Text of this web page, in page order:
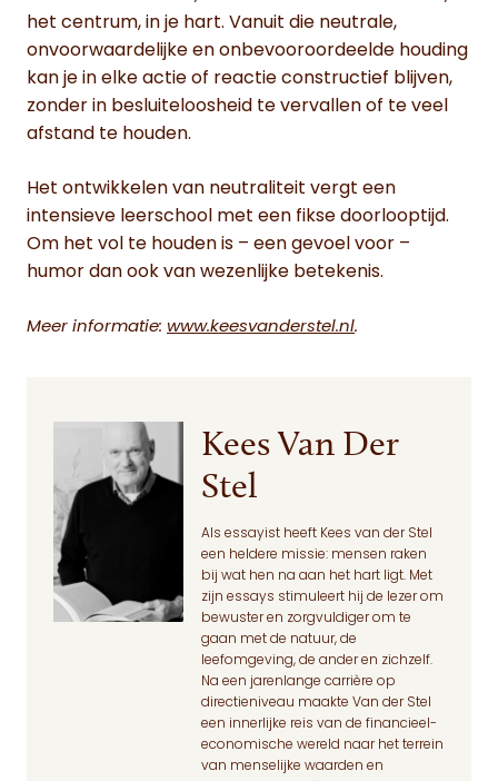
het centrum, in je hart. Vanuit die neutrale,
onvoorwaardelijke en onbevooroordeelde houding
kan je in elke actie of reactie constructief blijven,
zonder in besluiteloosheid te vervallen of te veel
afstand te houden.
Het ontwikkelen van neutraliteit vergt een
intensieve leerschool met een fikse doorlooptijd.
Om het vol te houden is – een gevoel voor –
humor dan ook van wezenlijke betekenis.
Meer informatie: www.keesvanderstel.nl.
Kees Van Der
Stel
Als essayist heeft Kees van der Stel
een heldere missie: mensen raken
bij wat hen na aan het hart ligt. Met
zijn essays stimuleert hij de lezer om
bewuster en zorgvuldiger om te
gaan met de natuur, de
leefomgeving, de ander en zichzelf.
Na een jarenlange carrière op
directieniveau maakte Van der Stel
een innerlijke reis van de financieel-
economische wereld naar het terrein
van menselijke waarden en